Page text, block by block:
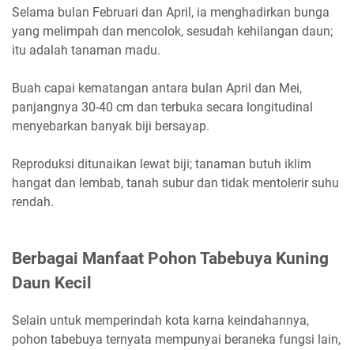
Selama bulan Februari dan April, ia menghadirkan bunga
yang melimpah dan mencolok, sesudah kehilangan daun;
itu adalah tanaman madu.
Buah capai kematangan antara bulan April dan Mei,
panjangnya 30-40 cm dan terbuka secara longitudinal
menyebarkan banyak biji bersayap.
Reproduksi ditunaikan lewat biji; tanaman butuh iklim
hangat dan lembab, tanah subur dan tidak mentolerir suhu
rendah.
Berbagai Manfaat Pohon Tabebuya Kuning
Daun Kecil
Selain untuk memperindah kota karna keindahannya,
pohon tabebuya ternyata mempunyai beraneka fungsi lain,